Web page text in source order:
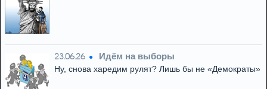
23.06.26 Идём на выборы
Ну, снова харедим рулят? Лишь бы не «Демократы»